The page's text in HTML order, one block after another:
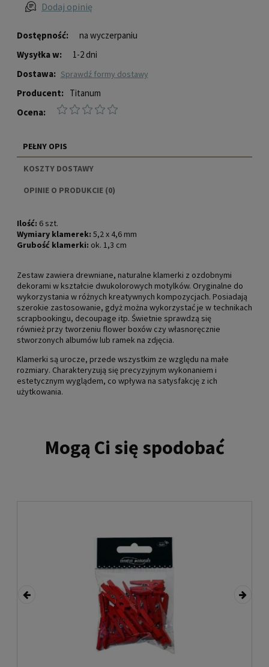
Dostępność:
na wyczerpaniu
Wysyłka w:
1-2 dni
Dostawa:
sprawdź formy dostawy
Producent: Titanum
Ocena:
Dodaj opinię
PEŁNY OPIS
KOSZTY DOSTAWY
CENA NIE ZAWIERA EWENTUALNYCH KOSZTÓW
OPINIE O PRODUKCIE (0)
Ilość: 6 szt.
Wymiary klamerek: 5,2 x 4,6 mm
Grubość klamerki: ok. 1,3 cm
Zestaw zawiera drewniane, naturalne klamerki z ozdobnymi
dekorami w kształcie dwukolorowych motylków. Oryginalne do
wykorzystania w różnych kreatywnych kompozycjach. Posiadają
szerokie zastosowanie, gdyż można wykorzystać je w technikach
scrapbookingu, decoupage itp. Świetnie sprawdzą się
również przy tworzeniu flower boxów czy własnoręcznie
stworzonych albumów lub ramek na zdjęcia.
Klamerki są urocze, przede wszystkim ze względu na małe
rozmiary. Charakteryzują się precyzyjnym wykonaniem i
estetycznym wyglądem, co wpływa na satysfakcję z ich
użytkowania.
Mogą Ci się spodobać